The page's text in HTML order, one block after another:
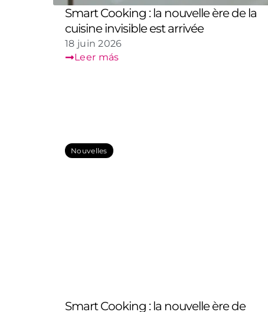
Smart Cooking : la nouvelle ère de la
cuisine invisible est arrivée
18 juin 2026
Leer más
Nouvelles
Smart Cooking : la nouvelle ère de